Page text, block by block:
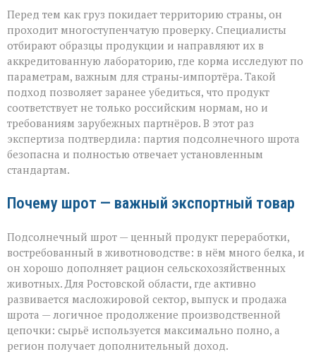
Перед тем как груз покидает территорию страны, он
проходит многоступенчатую проверку. Специалисты
отбирают образцы продукции и направляют их в
аккредитованную лабораторию, где корма исследуют по
параметрам, важным для страны‑импортёра. Такой
подход позволяет заранее убедиться, что продукт
соответствует не только российским нормам, но и
требованиям зарубежных партнёров. В этот раз
экспертиза подтвердила: партия подсолнечного шрота
безопасна и полностью отвечает установленным
стандартам.
Почему шрот — важный экспортный товар
Подсолнечный шрот — ценный продукт переработки,
востребованный в животноводстве: в нём много белка, и
он хорошо дополняет рацион сельскохозяйственных
животных. Для Ростовской области, где активно
развивается масложировой сектор, выпуск и продажа
шрота — логичное продолжение производственной
цепочки: сырьё используется максимально полно, а
регион получает дополнительный доход.